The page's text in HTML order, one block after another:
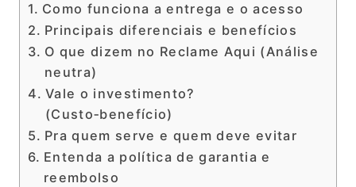
Como funciona a entrega e o acesso
Principais diferenciais e benefícios
O que dizem no Reclame Aqui (Análise
neutra)
Vale o investimento?
(Custo‑benefício)
Pra quem serve e quem deve evitar
Entenda a política de garantia e
reembolso